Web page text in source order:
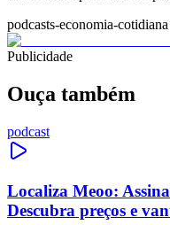
podcasts-economia-cotidiana
Publicidade
Ouça também
podcast
Localiza Meoo:
Descubra preços e